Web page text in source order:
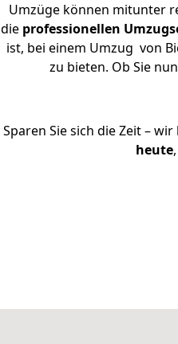
Umzüge können mitunter
die professionellen
ist, bei einem Umzug von
zu bieten. Ob Sie
Sparen Sie sich die Zeit –
heute